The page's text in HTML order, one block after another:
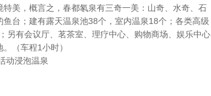
美，概言之，春都氡泉有三奇一美：山奇、水奇、石
台；建有露天温泉池38个，室内温泉18个；各类高级
另有会议厅、茗茶室、理疗中心、购物商场、娱乐中心
（车程1小时）
动浸泡温泉